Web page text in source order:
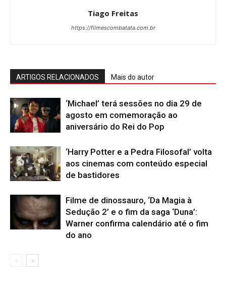
Tiago Freitas
https://filmescombatata.com.br
ARTIGOS RELACIONADOS Mais do autor
‘Michael’ terá sessões no dia 29 de
agosto em comemoração ao
aniversário do Rei do Pop
‘Harry Potter e a Pedra Filosofal’ volta
aos cinemas com conteúdo especial
de bastidores
Filme de dinossauro, ‘Da Magia à
Sedução 2’ e o fim da saga ‘Duna’:
Warner confirma calendário até o fim
do ano